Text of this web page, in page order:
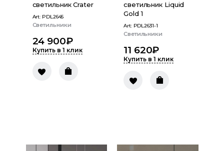
светильник Crater
Art: PDL2645
Светильники
24 900₽
Купить в 1 клик
светильник Liquid
Gold 1
Art: PDL2631-1
Светильники
11 620₽
Купить в 1 клик